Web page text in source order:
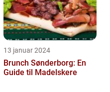
13 januar 2024
Brunch Sønderborg: En
Guide til Madelskere